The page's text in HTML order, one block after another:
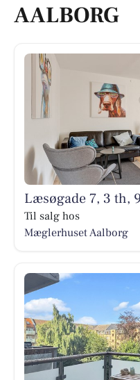
AALBORG
Læsøgade 7, 3 th,
Til salg hos
Mæglerhuset Aalborg